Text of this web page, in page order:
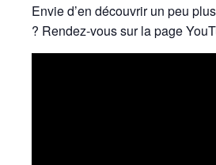
Envie d’en découvrir un peu
? Rendez-vous sur la page